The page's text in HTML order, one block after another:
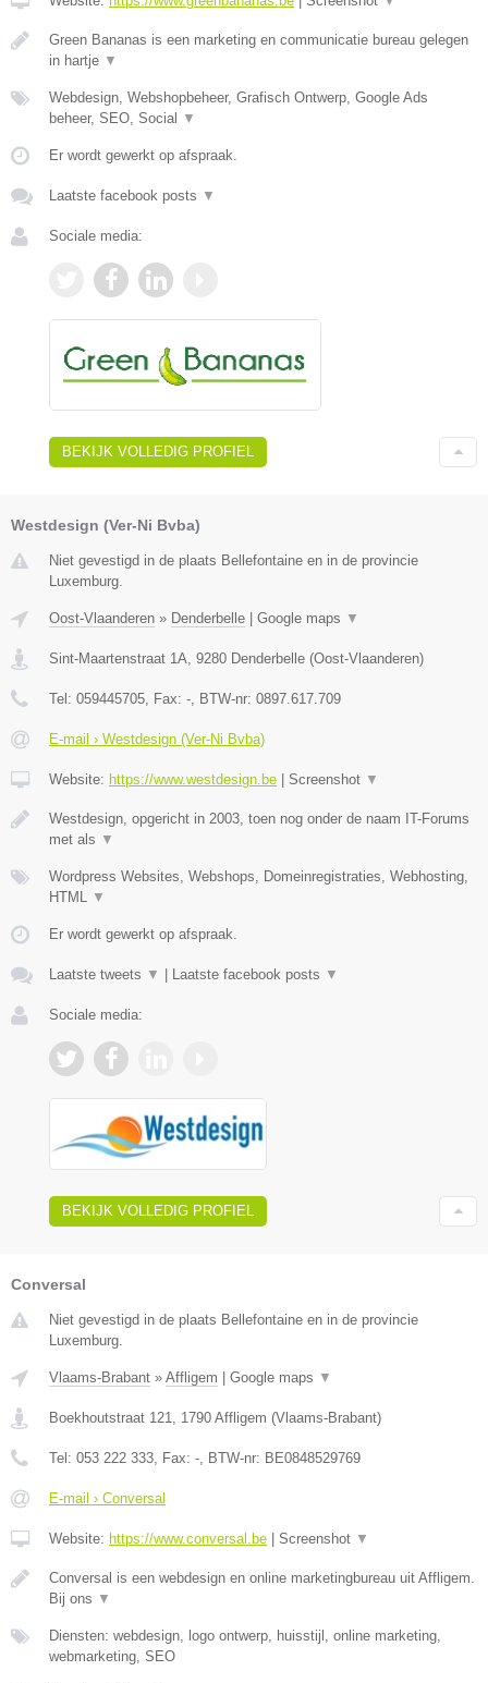
Green Bananas is een marketing en communicatie bureau gelegen
in hartje ▼
Webdesign, Webshopbeheer, Grafisch Ontwerp, Google Ads
beheer, SEO, Social
▼
Er wordt gewerkt op afspraak.
Laatste facebook posts ▼
Sociale media:
BEKIJK VOLLEDIG PROFIEL
Westdesign (Ver-Ni Bvba)
Niet gevestigd in de plaats Bellefontaine en in de provincie
Luxemburg.
Oost-Vlaanderen » Denderbelle | Google maps ▼
Sint-Maartenstraat 1A 9280 Denderbelle (Oost-Vlaanderen)
Tel: 059445705 , Fax: - , BTW-nr: 0897.617.709
E-mail › Westdesign (Ver-Ni Bvba)
Website: https://www.westdesign.be | Screenshot ▼
Westdesign, opgericht in 2003, toen nog onder de naam IT-Forums
met als ▼
Wordpress Websites, Webshops, Domeinregistraties, Webhosting,
HTML
▼
Er wordt gewerkt op afspraak.
Laatste tweets ▼ | Laatste facebook posts ▼
Sociale media:
BEKIJK VOLLEDIG PROFIEL
Conversal
Niet gevestigd in de plaats Bellefontaine en in de provincie
Luxemburg.
Vlaams-Brabant » Affligem Google maps ▼
Boekhoutstraat 121 1790 Affligem (Vlaams-Brabant)
Tel: 053 222 333 , Fax: - , BTW-nr: BE0848529769
E-mail › Conversal
Website: https://www.conversal.be Screenshot ▼
Conversal is een webdesign en online marketingbureau uit Affligem.
Bij ons ▼
Diensten: webdesign, logo ontwerp, huisstijl, online marketing,
webmarketing, SEO